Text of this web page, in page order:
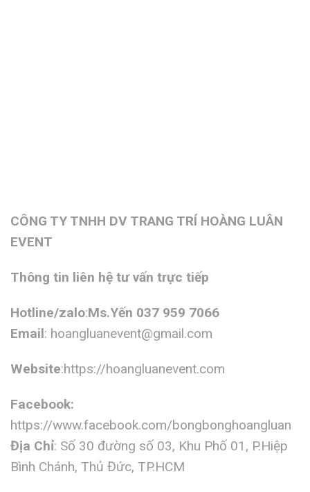
CÔNG TY TNHH DV TRANG TRÍ HOÀNG LUÂN
EVENT
Thông tin liên hệ tư vấn trực tiếp
Hotline/zalo:Ms.Yến 037 959 7066
Email: hoangluanevent@gmail.com
Website:https://hoangluanevent.com
Facebook:
https://www.facebook.com/bongbonghoangluan
Địa Chỉ: Số 30 đường số 03, Khu Phố 01, P.Hiệp
Bình Chánh, Thủ Đức, TP.HCM